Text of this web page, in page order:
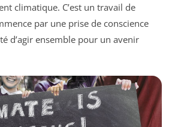
climatique. C’est un travail de
par une prise de conscience
d’agir ensemble pour un avenir